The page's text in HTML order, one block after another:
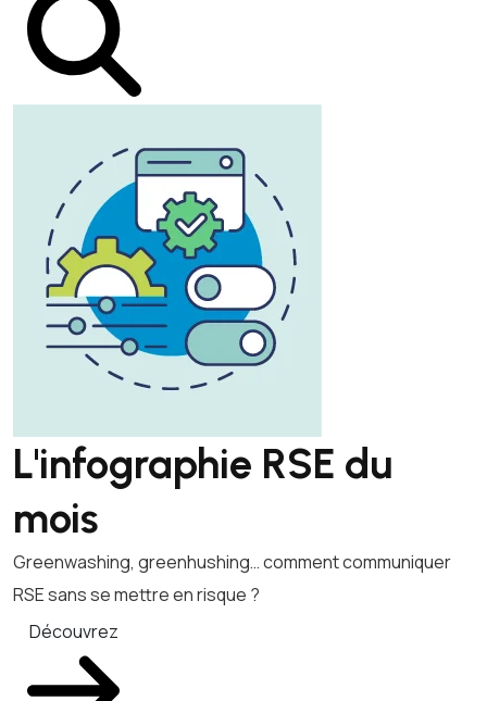
L'infographie RSE du
mois
Greenwashing, greenhushing… comment communiquer
RSE sans se mettre en risque ?
Découvrez